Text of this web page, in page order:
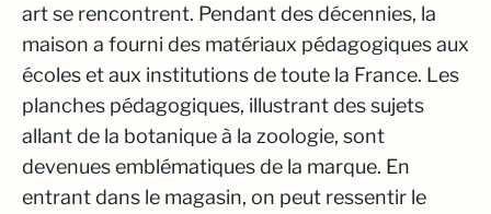
art se rencontrent. Pendant des décennies, la
maison a fourni des matériaux pédagogiques aux
écoles et aux institutions de toute la France. Les
planches pédagogiques, illustrant des sujets
allant de la botanique à la zoologie, sont
devenues emblématiques de la marque. En
entrant dans le magasin, on peut ressentir le